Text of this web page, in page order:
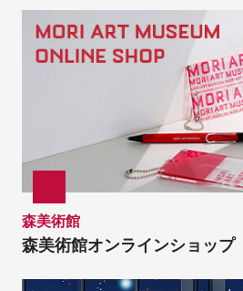
森美術館
森美術館オンラインショップ